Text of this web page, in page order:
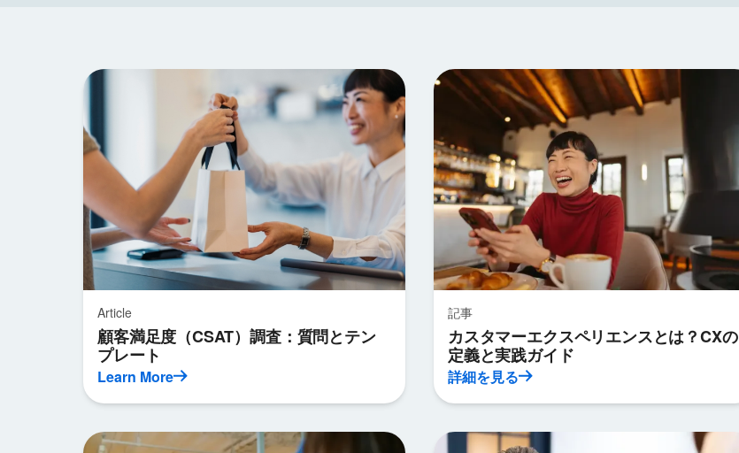
Article
顧客満足度（CSAT）調査：質問とテン
プレート
Learn More
記事
カスタマーエクスペリエンスとは？CXの
定義と実践ガイド
詳細を見る